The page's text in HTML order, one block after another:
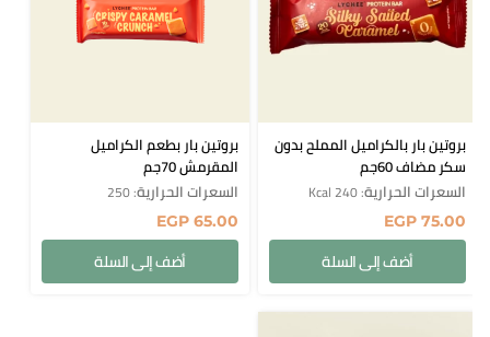
بروتين بار بالكراميل المملح بدون
سكر مضاف 60جم
EGP 75.00
أضف إلى السلة
السعرات الحرارية: 240 Kcal
بروتين بار بطعم الكراميل
المقرمش 70جم
EGP 65.00
أضف إلى السلة
السعرات الحرارية: 250